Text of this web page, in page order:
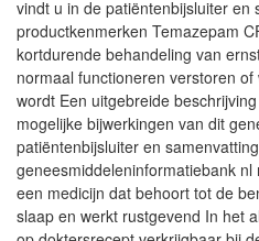
vindt u in de patiëntenbijsluiter en
productkenmerken Temazepam
kortdurende behandeling van
normaal functioneren verstoren
wordt Een uitgebreide
mogelijke bijwerkingen van dit
patiëntenbijsluiter en
geneesmiddeleninformatiebank
een medicijn dat behoort tot de
slaap en werkt rustgevend In het